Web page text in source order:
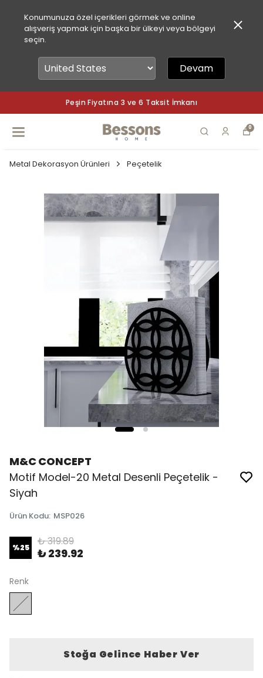
Konumunuza özel içerikleri görmek ve online
alışveriş yapmak için başka bir ülkeyi veya bölgeyi
seçin.
Devam
Peşin Fiyatına 3 ve 6 Taksit İmkanı
0
Metal Dekorasyon Ürünleri Peçetelik
M&C CONCEPT
Motif Model-20 Metal Desenli Peçetelik -
Siyah
Ürün Kodu: MSP026
%25 ₺ 319.89
₺ 239.92
Renk
Stoğa Gelince Haber Ver